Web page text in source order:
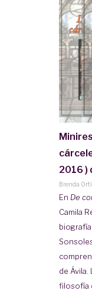
2016 )
Brenda
En De
Camila
de Ávila.
filosofía